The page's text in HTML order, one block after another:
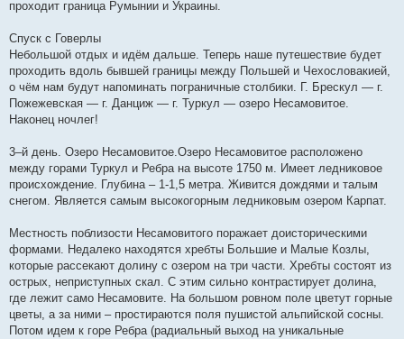
проходит граница Румынии и Украины.
Спуск с Говерлы
Небольшой отдых и идём дальше. Теперь наше путешествие будет
проходить вдоль бывшей границы между Польшей и Чехословакией,
о чём нам будут напоминать пограничные столбики. Г. Брескул — г.
Пожежевская — г. Данциж — г. Туркул — озеро Несамовитое.
Наконец ночлег!
3–й день. Озеро Несамовитое.Озеро Несамовитое расположено
между горами Туркул и Ребра на высоте 1750 м. Имеет ледниковое
происхождение. Глубина – 1-1,5 метра. Живится дождями и талым
снегом. Является самым высокогорным ледниковым озером Карпат.
Местность поблизости Несамовитого поражает доисторическими
формами. Недалеко находятся хребты Большие и Малые Козлы,
которые рассекают долину с озером на три части. Хребты состоят из
острых, неприступных скал. С этим сильно контрастирует долина,
где лежит само Несамовите. На большом ровном поле цветут горные
цветы, а за ними – простираются поля пушистой альпийской сосны.
Потом идем к горе Ребра (радиальный выход на уникальные